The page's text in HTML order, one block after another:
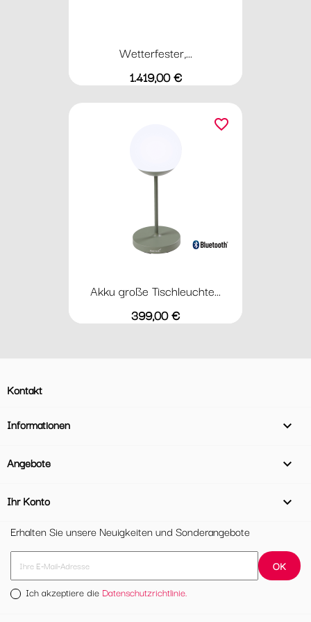
Wetterfester,...
Preis
1.419,00 €
Akku große Tischleuchte...
Preis
399,00 €
favorite_border
Kontakt
Informationen 
Angebote 
Ihr Konto

Erhalten Sie unsere Neuigkeiten und Sonderangebote
Ich akzeptiere die Datenschutzrichtlinie.